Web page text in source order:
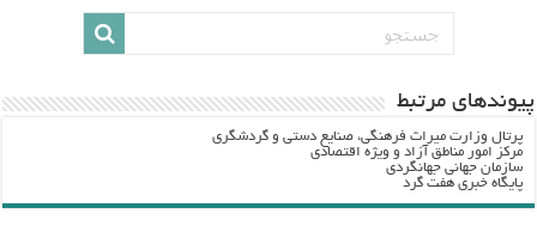
پيوندهاي مرتبط
پرتال وزارت ميراث فرهنگي، صنایع دستی و گردشگري
مرکز امور مناطق آزاد و ویژه اقتصادی
سازمان جهانی جهانگردی
پایگاه خبری هفت گرد